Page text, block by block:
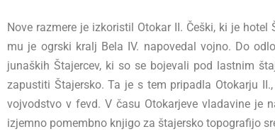
Nove razmere je izkoristil Otokar II. Češki, ki je
mu je ogrski kralj Bela IV. napovedal vojno. Do
junaških Štajercev, ki so se bojevali pod lastnim
zapustiti Štajersko. Ta je s tem pripadla Otokarju
vojvodstvo v fevd. V času Otokarjeve vladavine je
izjemno pomembno knjigo za štajersko topografijo